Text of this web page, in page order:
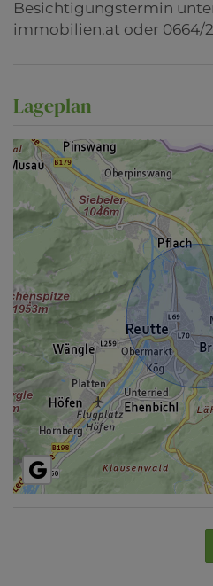
Besichtigungstermin
immobilien.at oder 0664/
Lageplan